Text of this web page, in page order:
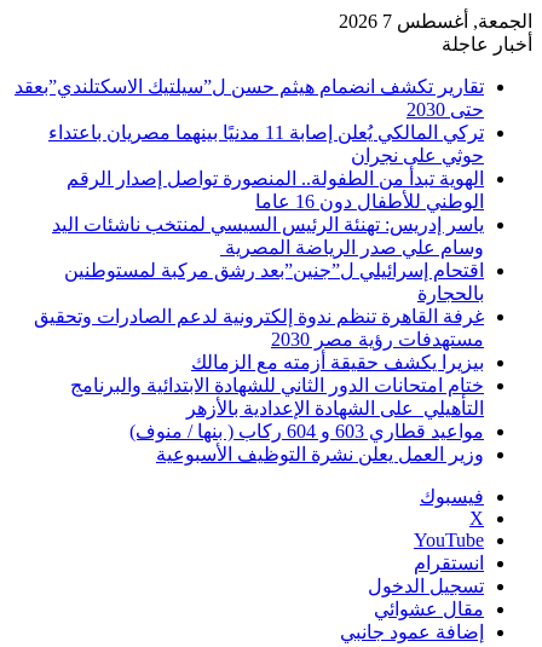
الجمعة, أغسطس 7 2026
أخبار عاجلة
تقارير تكشف انضمام هيثم حسن ل”سيلتيك الاسكتلندي”بعقد
حتى 2030
تركي المالكي يُعلن إصابة 11 مدنيًا بينهما مصريان باعتداء
حوثي على نجران
الهوية تبدأ من الطفولة.. المنصورة تواصل إصدار الرقم
الوطني للأطفال دون 16 عاما
ياسر إدريس: تهنئة الرئيس السيسي لمنتخب ناشئات اليد
وسام علي صدر الرياضة المصرية
اقتحام إسرائيلي ل”جنين”بعد رشق مركبة لمستوطنين
بالحجارة
غرفة القاهرة تنظم ندوة إلكترونية لدعم الصادرات وتحقيق
مستهدفات رؤية مصر 2030
بيزيرا يكشف حقيقة أزمته مع الزمالك
ختام امتحانات الدور الثاني للشهادة الابتدائية والبرنامج
التأهيلي على الشهادة الإعدادية بالأزهر
مواعيد قطاري 603 و 604 ركاب ( بنها / منوف)
وزير العمل يعلن نشرة التوظيف الأسبوعية
فيسبوك
‫X
‫YouTube
انستقرام
تسجيل الدخول
مقال عشوائي
إضافة عمود جانبي